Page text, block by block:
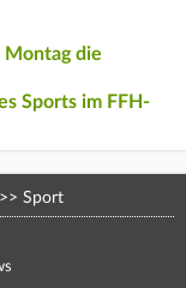
die
Sports im FFH-
Sport